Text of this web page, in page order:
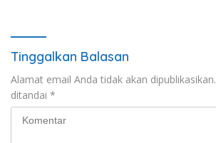
Tinggalkan Balasan
Alamat email Anda tidak akan dipublikasikan.
ditandai *